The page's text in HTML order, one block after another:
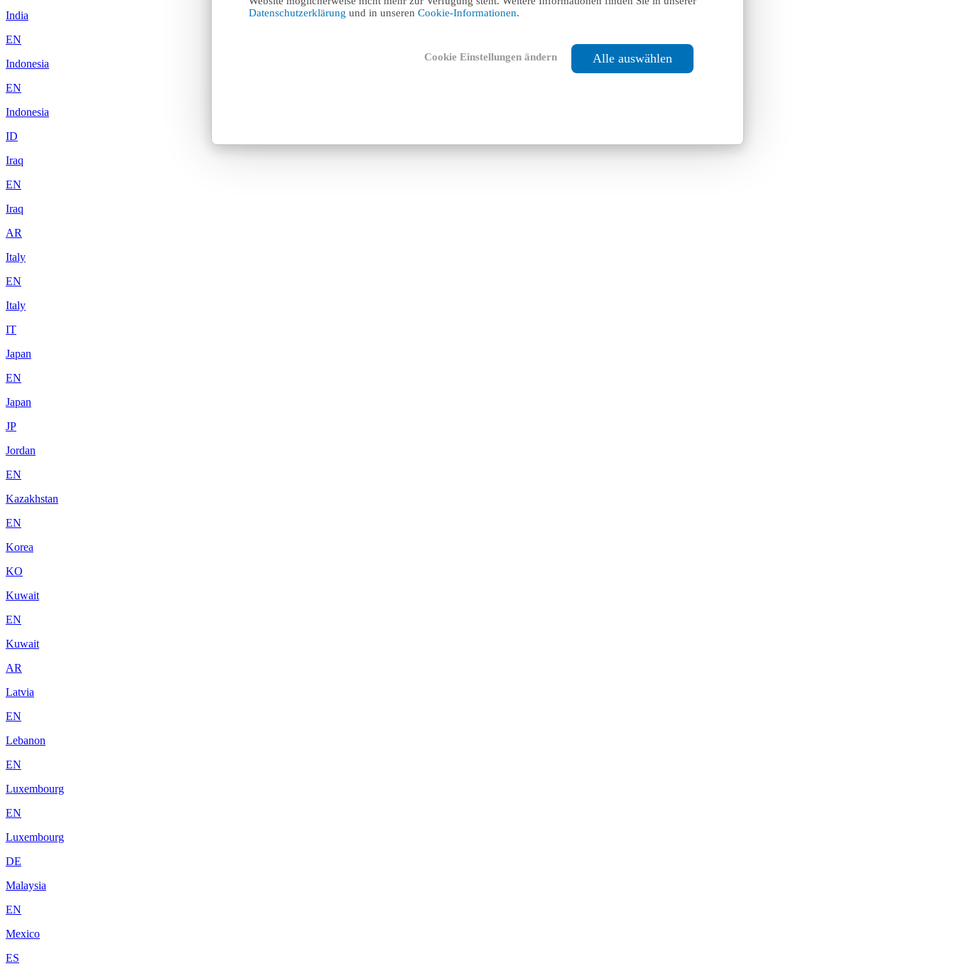
Datenschutzerklärung und in unseren Cookie-Informationen.
Cookie Einstellungen ändern Alle auswählen
India
EN
Indonesia
EN
Indonesia
ID
Iraq
EN
Iraq
AR
Italy
EN
Italy
IT
Japan
EN
Japan
JP
Jordan
EN
Kazakhstan
EN
Korea
KO
Kuwait
EN
Kuwait
AR
Latvia
EN
Lebanon
EN
Luxembourg
EN
Luxembourg
DE
Malaysia
EN
Mexico
ES